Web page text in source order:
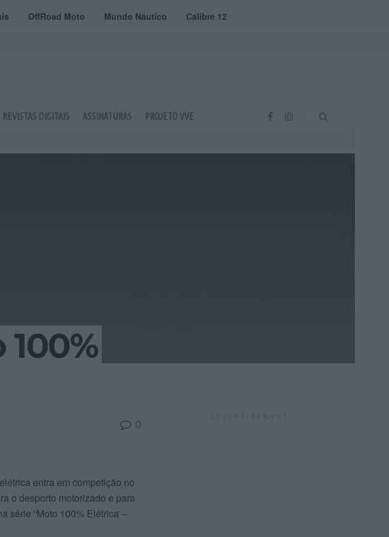
OffRoad Moto Mundo Náutico Calibre 12
REVISTAS DIGITAIS ASSINATURAS PROJETO VVE
0
entra em competição no
o desporto motorizado e para
série “Moto 100% Elétrica –